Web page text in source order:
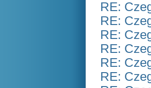
RE:
RE:
RE:
RE:
RE:
RE: